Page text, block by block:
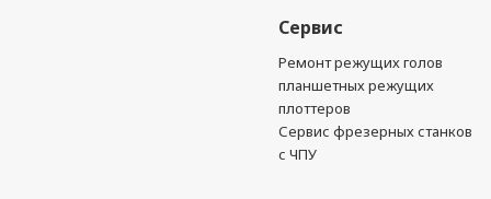
Сервис
Ремонт режущих голов
планшетных режущих
плоттеров
Сервис фрезерных станков
с ЧПУ